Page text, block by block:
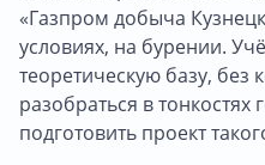
«Газпром добыча
условиях, на бурении.
теоретическую базу,
разобраться в тонкостях
подготовить проект